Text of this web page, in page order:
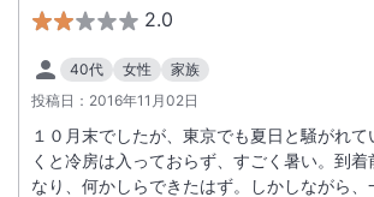
2.0
40代 女性
家族
投稿日： 2016年11月02日
１０月末でしたが、東京でも夏日と騒がれ
くと冷房は入っておらず、すごく暑い。到着
なり、何かしらできたはず。しかしながら、